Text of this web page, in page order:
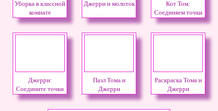
Уборка в классной
комнате
Джерри и молоток
Кот Том:
Соединяем точки
Джерри:
Соедините точки
Пазл Тома и
Джерри
Раскраска Тома и
Джерри